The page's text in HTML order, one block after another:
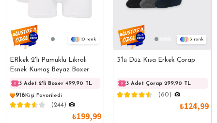
10
ERkek 2'li Pamuklu Likralı
Esnek Kumaş Beyaz Boxer
3 Adet 2'li Boxer 499,90 TL 3 Adet 2'li Boxer 499,90 TL
916 Kişi Favoriledi
(244)
₺199,99
3
3'lü Düz Kısa Erkek Çorap
3 Adet Çorap 299,90 TL
(60)
₺124,99